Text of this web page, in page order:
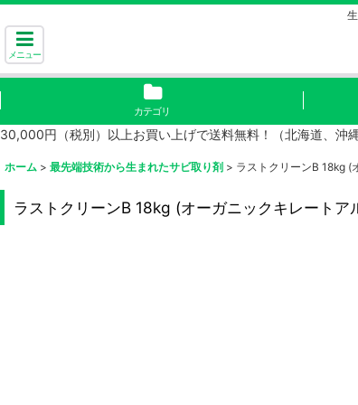
メニュー
カテゴリ
30,000円（税別）以上お買い上げで送料無料！（北海道、沖
ホーム > 最先端技術から生まれたサビ取り剤 > ラストクリーンB 18kg (
ラストクリーンB 18kg (オーガニックキレート